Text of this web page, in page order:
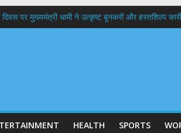
दिवस पर मुख्यमंत्री धामी ने उत्कृष्ट बुनकरों और हस्तशिल्प
क्षत्रिय कल्याण समिति की वेबसाइट एवं क्षत्रिय जागरण
HEALTH SPORTS